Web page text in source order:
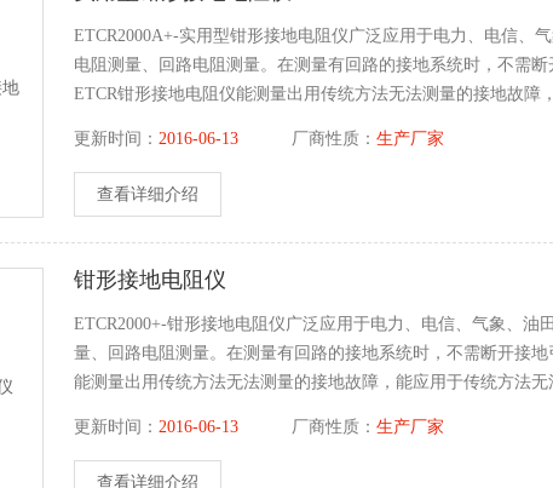
ETCR2000A+-实用型钳形接地电阻仪广泛应用于电力、电信、
电阻测量、回路电阻测量。在测量有回路的接地系统时，不需
ETCR钳形接地电阻仪能测量出用传统方法无法测量的接地故障
更新时间：2016-06-13 厂商性质：生产厂家
查看详细介绍
钳形接地电阻仪
ETCR2000+-钳形接地电阻仪广泛应用于电力、电信、气象、油
量、回路电阻测量。在测量有回路的接地系统时，不需断开接
能测量出用传统方法无法测量的接地故障，能应用于传统方法
更新时间：2016-06-13 厂商性质：生产厂家
查看详细介绍